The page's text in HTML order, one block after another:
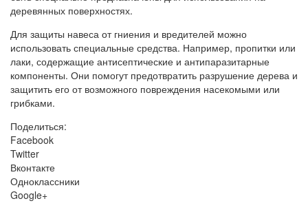
деревянных поверхностях.
Для защиты навеса от гниения и вредителей можно
использовать специальные средства. Например, пропитки или
лаки, содержащие антисептические и антипаразитарные
компоненты. Они помогут предотвратить разрушение дерева и
защитить его от возможного повреждения насекомыми или
грибками.
Поделиться:
Facebook
Twitter
Вконтакте
Одноклассники
Google+